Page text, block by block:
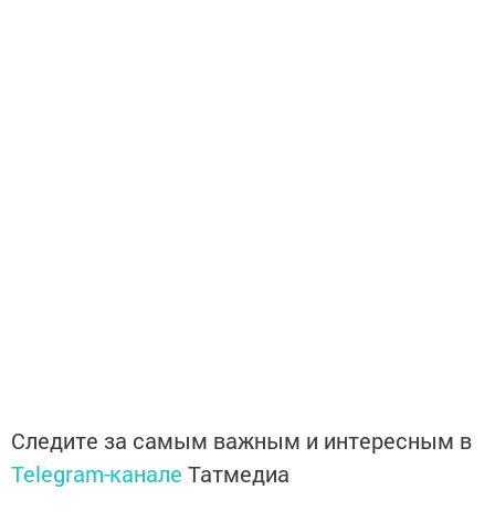
Следите за самым важным и интересным в
Telegram-канале Татмедиа